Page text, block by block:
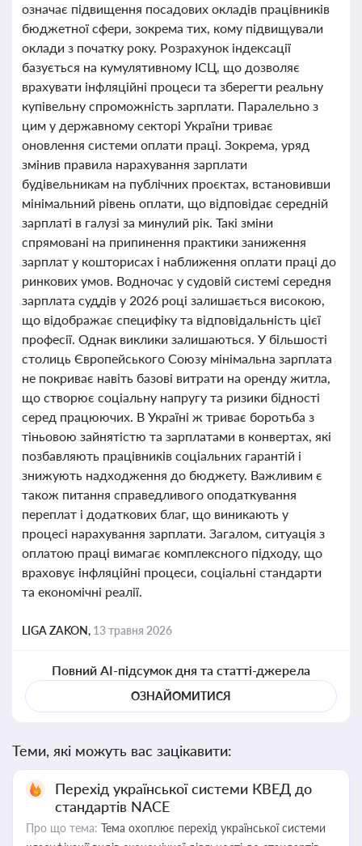
означає підвищення посадових окладів працівників
бюджетної сфери, зокрема тих, кому підвищували
оклади з початку року. Розрахунок індексації
базується на кумулятивному ІСЦ, що дозволяє
врахувати інфляційні процеси та зберегти реальну
купівельну спроможність зарплати. Паралельно з
цим у державному секторі України триває
оновлення системи оплати праці. Зокрема, уряд
змінив правила нарахування зарплати
будівельникам на публічних проєктах, встановивши
мінімальний рівень оплати, що відповідає середній
зарплаті в галузі за минулий рік. Такі зміни
спрямовані на припинення практики заниження
зарплат у кошторисах і наближення оплати праці до
ринкових умов. Водночас у судовій системі середня
зарплата суддів у 2026 році залишається високою,
що відображає специфіку та відповідальність цієї
професії. Однак виклики залишаються. У більшості
столиць Європейського Союзу мінімальна зарплата
не покриває навіть базові витрати на оренду житла,
що створює соціальну напругу та ризики бідності
серед працюючих. В Україні ж триває боротьба з
тіньовою зайнятістю та зарплатами в конвертах, які
позбавляють працівників соціальних гарантій і
знижують надходження до бюджету. Важливим є
також питання справедливого оподаткування
переплат і додаткових благ, що виникають у
процесі нарахування зарплати. Загалом, ситуація з
оплатою праці вимагає комплексного підходу, що
враховує інфляційні процеси, соціальні стандарти
та економічні реалії.
LIGA ZAKON, 13 травня 2026
Повний AI-підсумок дня та статті-джерела
ОЗНАЙОМИТИСЯ
Теми, які можуть вас зацікавити:
Перехід української системи КВЕД до
стандартів NACE
Про що тема: Тема охоплює перехід української системи